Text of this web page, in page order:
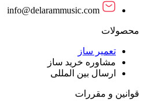
info@delarammusic.com
محصولات
تعمیر ساز
مشاوره خرید ساز
ارسال بین المللی
قوانین و مقررات